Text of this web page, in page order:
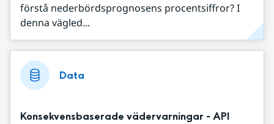
förstå nederbördsprognosens procentsiffror? I
denna vägled...
Data
Konsekvensbaserade vädervarningar - API